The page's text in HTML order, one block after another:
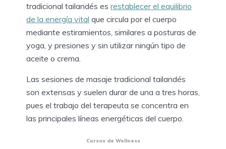
tradicional tailandés es restablecer el equilibrio
de la energía vital que circula por el cuerpo
mediante estiramientos, similares a posturas de
yoga, y presiones y sin utilizar ningún tipo de
aceite o crema.
Las sesiones de masaje tradicional tailandés
son extensas y suelen durar de una a tres horas,
pues el trabajo del terapeuta se concentra en
las principales líneas energéticas del cuerpo.
Cursos de Wellness